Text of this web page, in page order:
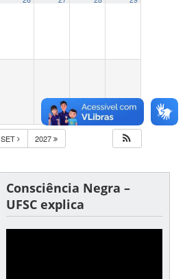
SET 2027
Consciência Negra –
UFSC explica